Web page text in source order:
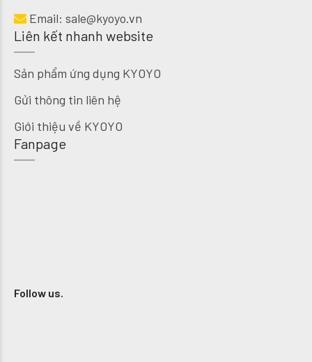
Email: sale@kyoyo.vn
Liên kết nhanh website
Sản phẩm ứng dụng KYOYO
Gửi thông tin liên hệ
Giới thiệu về KYOYO
Fanpage
Follow us.